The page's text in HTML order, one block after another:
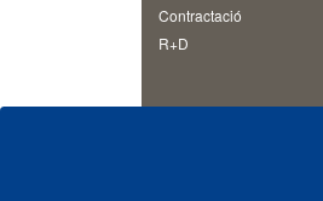
Contractació
R+D